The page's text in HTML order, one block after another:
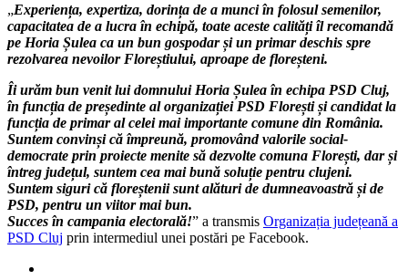
partea
PSD!
”
Suntem
că
floreștenii
sunt
alături
de
dumneavoastră
și
PSD”
„Experiența, expertiza, dorința de a munci în folosul semenilor,
capacitatea de a lucra în echipă, toate aceste calități îl recomandă
pe Horia Șulea ca un bun gospodar și un primar deschis spre
rezolvarea nevoilor Floreștiului, aproape de floreșteni.
Îi urăm bun venit lui domnului Horia Șulea în echipa PSD Cluj,
în funcția de președinte al organizației PSD Florești și candidat la
funcția de primar al celei mai importante comune din România.
Suntem convinși că împreună, promovând valorile social-
democrate prin proiecte menite să dezvolte comuna Florești, dar și
întreg județul, suntem cea mai bună soluție pentru clujeni.
Suntem siguri că floreștenii sunt alături de dumneavoastră și de
PSD, pentru un viitor mai bun.
Succes în campania electorală!” a transmis Organizația județeană a
PSD Cluj prin intermediul unei postări pe Facebook.